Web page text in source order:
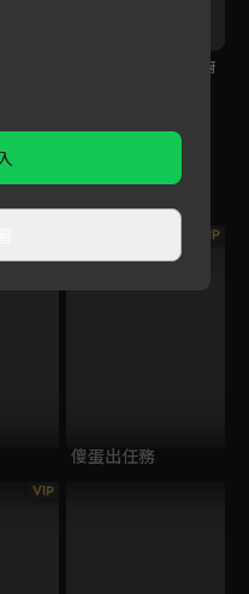
游安順人氣南霸天！廚
VIP
傻蛋出任務
VIP